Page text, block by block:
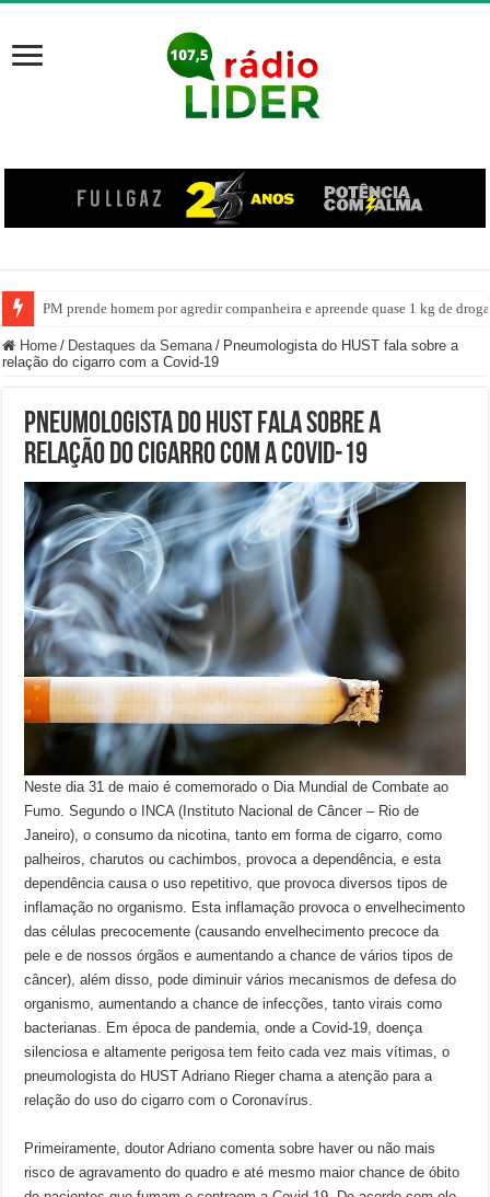
PM prende homem por agredir companheira e apreende quase 1 kg de
Home / Destaques da Semana / Pneumologista do HUST fala sobre a
relação do cigarro com a Covid-19
Pneumologista do HUST fala sobre a
relação do cigarro com a Covid-19
Neste dia 31 de maio é comemorado o Dia Mundial de Combate ao
Fumo. Segundo o INCA (Instituto Nacional de Câncer – Rio de
Janeiro), o consumo da nicotina, tanto em forma de cigarro, como
palheiros, charutos ou cachimbos, provoca a dependência, e esta
dependência causa o uso repetitivo, que provoca diversos tipos de
inflamação no organismo. Esta inflamação provoca o envelhecimento
das células precocemente (causando envelhecimento precoce da
pele e de nossos órgãos e aumentando a chance de vários tipos de
câncer), além disso, pode diminuir vários mecanismos de defesa do
organismo, aumentando a chance de infecções, tanto virais como
bacterianas. Em época de pandemia, onde a Covid-19, doença
silenciosa e altamente perigosa tem feito cada vez mais vítimas, o
pneumologista do HUST Adriano Rieger chama a atenção para a
relação do uso do cigarro com o Coronavírus.
Primeiramente, doutor Adriano comenta sobre haver ou não mais
risco de agravamento do quadro e até mesmo maior chance de óbito